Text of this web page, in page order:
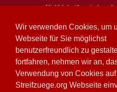
Wir verwenden Cookies, um
Webseite für Sie möglichst
benutzerfreundlich zu
fortfahren, nehmen wir an,
Verwendung von Cookies
Streifzuege.org Webseite
Vielfalt heißt zwischen
Das Elend der
Hymne. Kanon.
Streifzüge läuft